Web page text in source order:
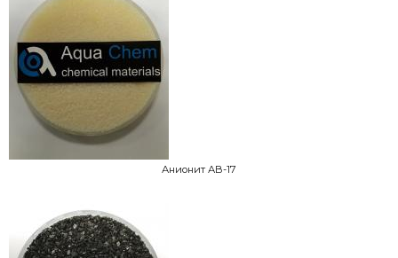
Анионит АВ-17